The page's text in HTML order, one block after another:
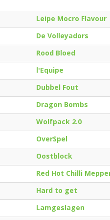
Leipe Mocro Flavour
De Volleyadors
Rood Bloed
l'Equipe
Dubbel Fout
Dragon Bombs
Wolfpack 2.0
OverSpel
Oostblock
Red Hot Chilli
Hard to get
Lamgeslagen